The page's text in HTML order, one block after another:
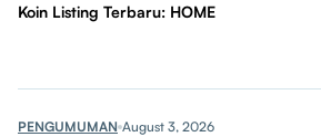
Koin Listing Terbaru: HOME
PENGUMUMAN August 3, 2026